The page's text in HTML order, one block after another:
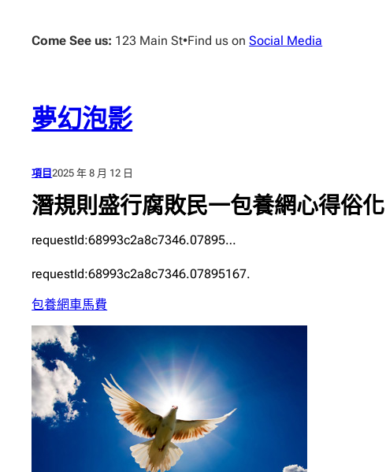
Come See us: 123 Main St•Find us onSocial Media
夢幻泡影
項目2025 年 8 月 12 日
潛規則盛行腐敗民一包養網心得俗
requestId:68993c2a8c7346.07895…
requestId:68993c2a8c7346.07895167.
包養網車馬費